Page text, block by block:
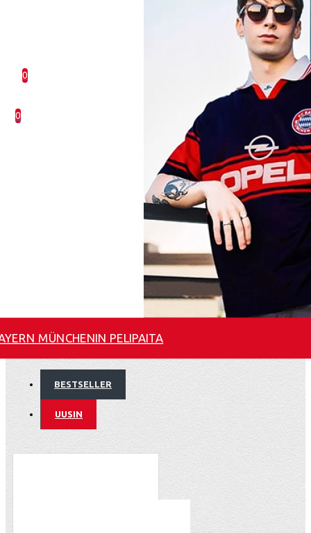
0
0
MÜNCHENIN PELIPAITA
BESTSELLER
UUSIN